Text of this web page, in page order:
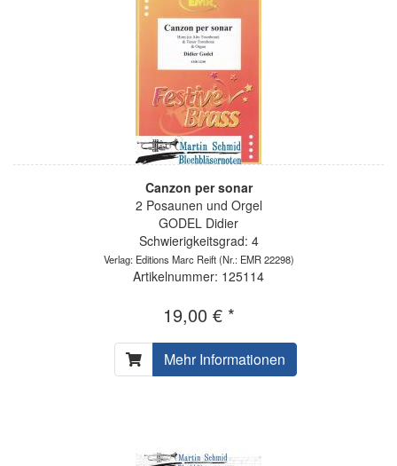
Canzon per sonar
2 Posaunen und Orgel
GODEL Didier
Schwierigkeitsgrad: 4
Verlag: Editions Marc Reift(Nr.: EMR 22298)
Artikelnummer: 125114
19,00 € *
Mehr Informationen